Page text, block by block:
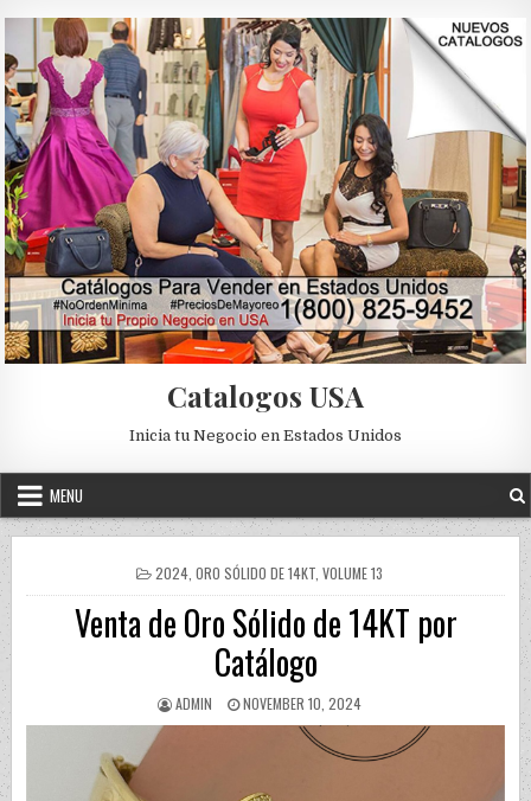
Catalogos USA
Inicia tu Negocio en Estados Unidos
MENU
POSTED IN
2024, ORO SÓLIDO DE 14KT, VOLUME 13
Venta de Oro Sólido de 14KT por
Catálogo
AUTHOR:
ADMIN PUBLISHED DATE:
NOVEMBER 10, 2024